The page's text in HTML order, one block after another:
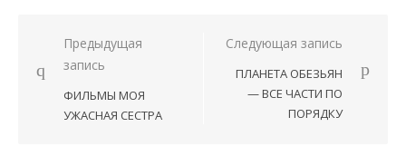
Навигация
записям
Предыдущая
запись
ФИЛЬМЫ МОЯ
УЖАСНАЯ СЕСТРА
Следующая запись
ПЛАНЕТА ОБЕЗЬЯН
— ВСЕ ЧАСТИ ПО
ПОРЯДКУ